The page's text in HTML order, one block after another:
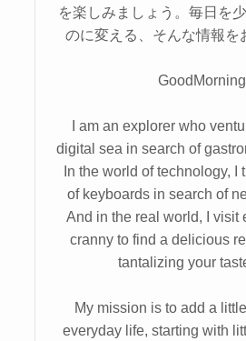
を楽しみましょう。毎日を
のに変える、そんな情報を
I am an explorer who
digital sea in search of
In the world of technology, I
of keyboards in search of
And in the real world, I visit
cranny to find a delicious
tantalizing your
My mission is to add a
everyday life, starting with